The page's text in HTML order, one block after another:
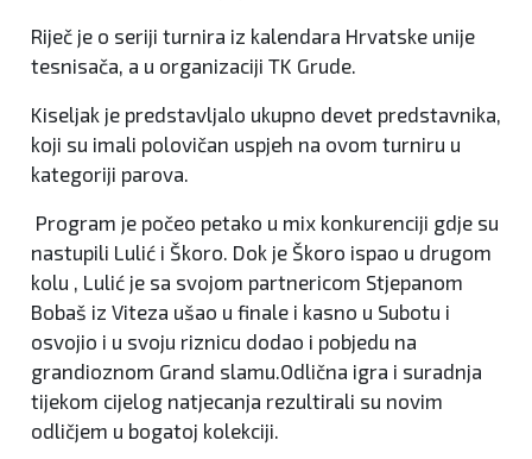
Riječ je o seriji turnira iz kalendara Hrvatske unije
tesnisača, a u organizaciji TK Grude.
Kiseljak je predstavljalo ukupno devet predstavnika,
koji su imali polovičan uspjeh na ovom turniru u
kategoriji parova.
Program je počeo petako u mix konkurenciji gdje su
nastupili Lulić i Škoro. Dok je Škoro ispao u drugom
kolu , Lulić je sa svojom partnericom Stjepanom
Bobaš iz Viteza ušao u finale i kasno u Subotu i
osvojio i u svoju riznicu dodao i pobjedu na
grandioznom Grand slamu.Odlična igra i suradnja
tijekom cijelog natjecanja rezultirali su novim
odličjem u bogatoj kolekciji.